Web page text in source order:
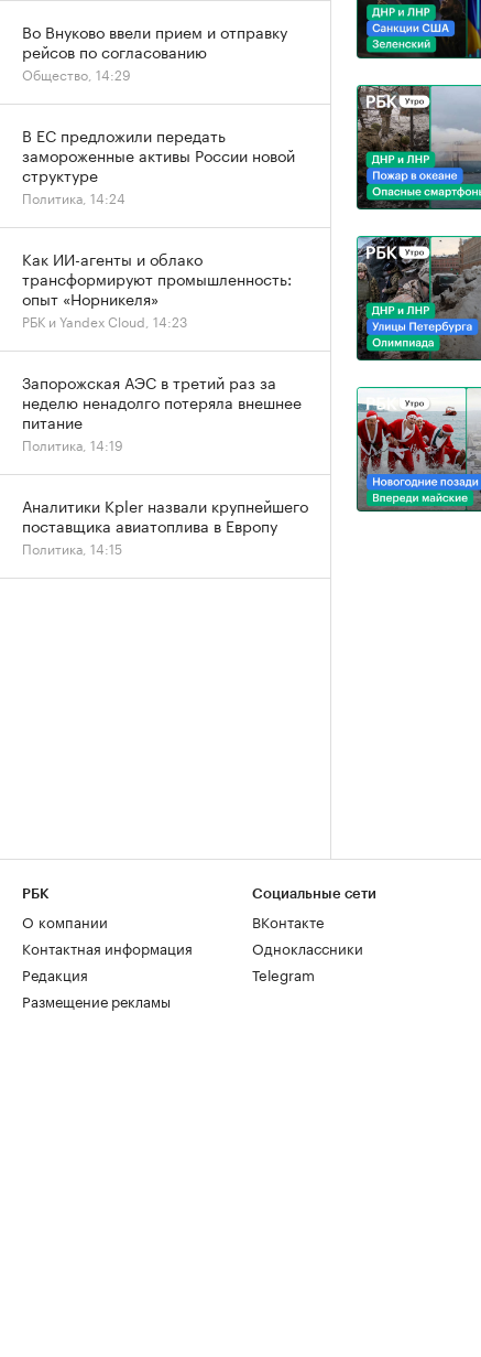
Во Внуково ввели прием и отправку
рейсов по согласованию
Общество, 14:29
В ЕС предложили передать
замороженные активы России новой
структуре
Политика, 14:24
Как ИИ-агенты и облако
трансформируют промышленность:
опыт «Норникеля»
РБК и Yandex Cloud, 14:23
Запорожская АЭС в третий раз за
неделю ненадолго потеряла внешнее
питание
Политика, 14:19
Аналитики Kpler назвали крупнейшего
поставщика авиатоплива в Европу
Политика, 14:15
РБК
О компании
Контактная информация
Редакция
Размещение рекламы
Социальные сети
ВКонтакте
Одноклассники
Telegram